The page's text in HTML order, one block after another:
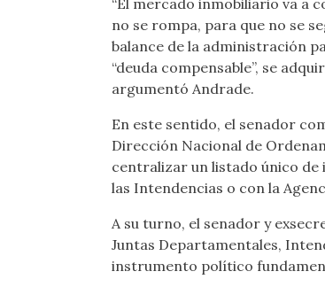
“El mercado inmobiliario va a
no se rompa, para que no se
balance de la administración
“deuda compensable”, se
argumentó Andrade.
En este sentido, el senador
Dirección Nacional de
centralizar un listado único de
las Intendencias o con la
A su turno, el senador y
Juntas Departamentales,
instrumento político